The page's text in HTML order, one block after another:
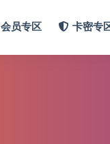
会员专区 卡密专